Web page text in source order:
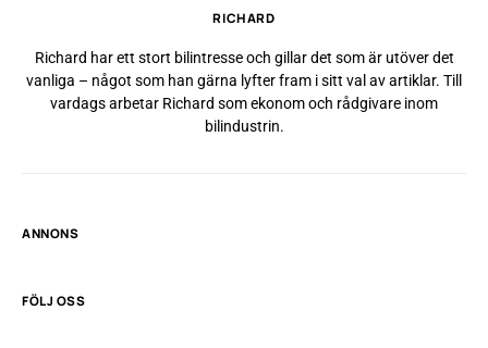
RICHARD
Richard har ett stort bilintresse och gillar det som är utöver det
vanliga – något som han gärna lyfter fram i sitt val av artiklar. Till
vardags arbetar Richard som ekonom och rådgivare inom
bilindustrin.
ANNONS
FÖLJ OSS